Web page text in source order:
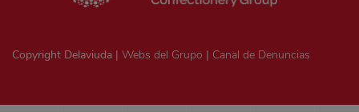
Copyright Delaviuda | Webs del Grupo | Canal de Denuncias